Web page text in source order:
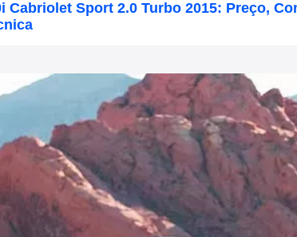
Cabriolet Sport 2.0 Turbo 2015: Preço,